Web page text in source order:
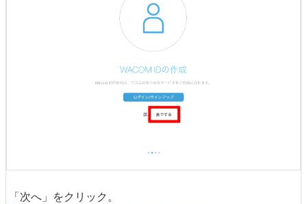
「次へ」をクリック。